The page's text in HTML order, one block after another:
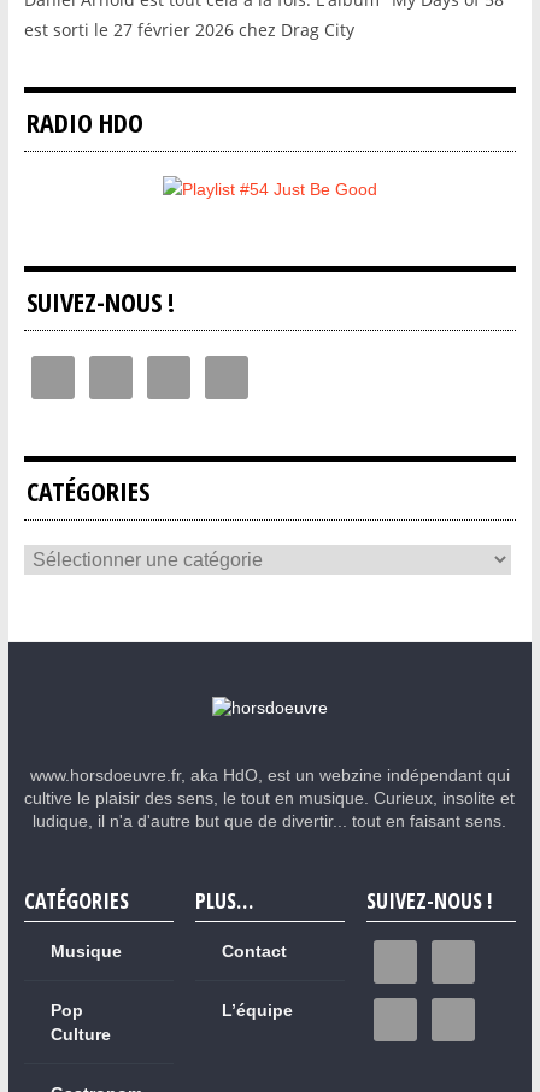
est sorti le 27 février 2026 chez Drag City
RADIO HDO
SUIVEZ-NOUS !
CATÉGORIES
www.horsdoeuvre.fr, aka HdO, est un webzine indépendant qui
cultive le plaisir des sens, le tout en musique. Curieux, insolite et
ludique, il n'a d'autre but que de divertir... tout en faisant sens.
CATÉGORIES
Musique
Pop
Culture
PLUS…
Contact
L’équipe
SUIVEZ-NOUS !